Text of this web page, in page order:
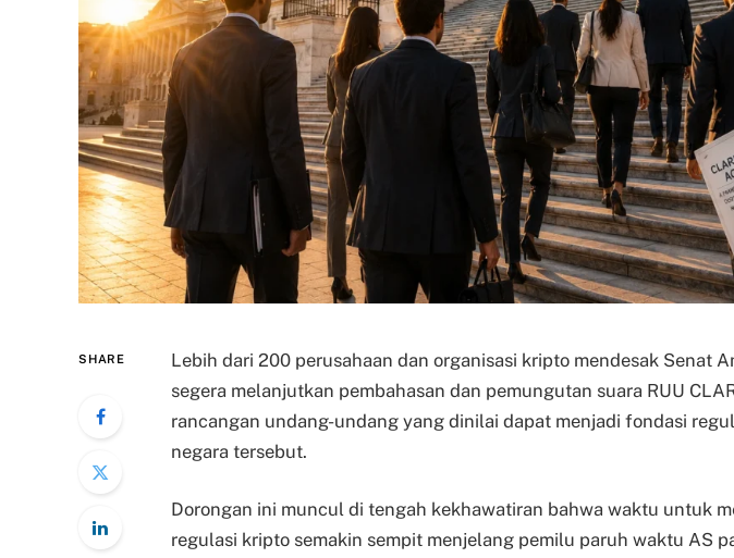
SHARE
Lebih dari 200 perusahaan dan organisasi kripto mendesak Senat
segera melanjutkan pembahasan dan pemungutan suara RUU
rancangan undang-undang yang dinilai dapat menjadi fondasi
negara tersebut.
Dorongan ini muncul di tengah kekhawatiran bahwa waktu untuk
regulasi kripto semakin sempit menjelang pemilu paruh waktu AS